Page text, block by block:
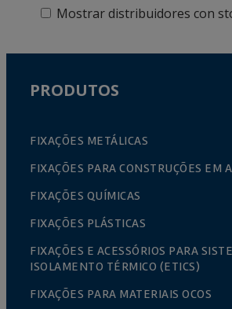
Mostrar distribuidores con
PRODUTOS
FIXAÇÕES METÁLICAS
FIXAÇÕES PARA CONSTRUÇÕES EM
FIXAÇÕES QUÍMICAS
FIXAÇÕES PLÁSTICAS
FIXAÇÕES E ACESSÓRIOS PARA
ISOLAMENTO TÉRMICO (ETICS)
FIXAÇÕES PARA MATERIAIS OCOS